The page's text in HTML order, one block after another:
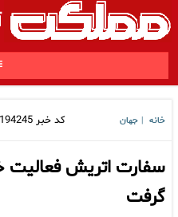
خانه جهان کد خبر 194245
سفارت اتریش فعالیت
گرفت